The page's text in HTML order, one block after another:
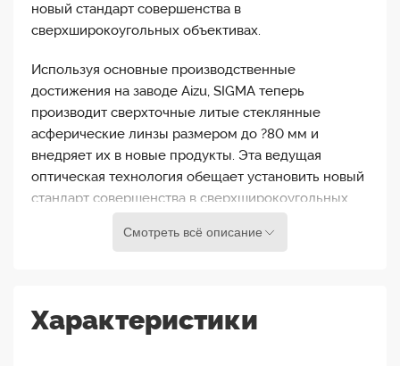
новый стандарт совершенства в
сверхширокоугольных объективах.
Используя основные производственные
достижения на заводе Aizu, SIGMA теперь
производит сверхточные литые стеклянные
асферические линзы размером до ?80 мм и
внедряет их в новые продукты. Эта ведущая
оптическая технология обещает установить новый
стандарт совершенства в сверхширокоугольных
фокусным расстоянием 14 мм: один с
Смотреть всё описание
Характеристики